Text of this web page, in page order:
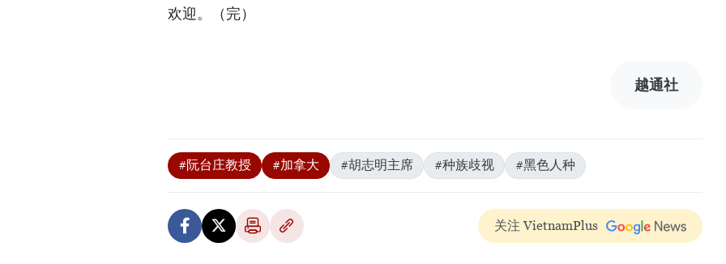
欢迎。（完）
越通社
#阮台庄教授 #加拿大 #胡志明主席 #种族歧视 #黑色人种
关注 VietnamPlus